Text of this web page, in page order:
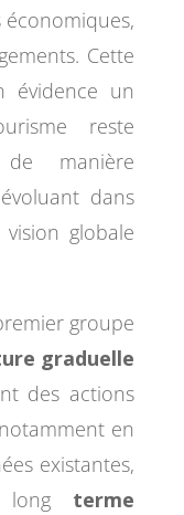
Cette
évidence un
reste
de manière
dans
globale
groupe
graduelle
des actions
en
existantes,
long terme